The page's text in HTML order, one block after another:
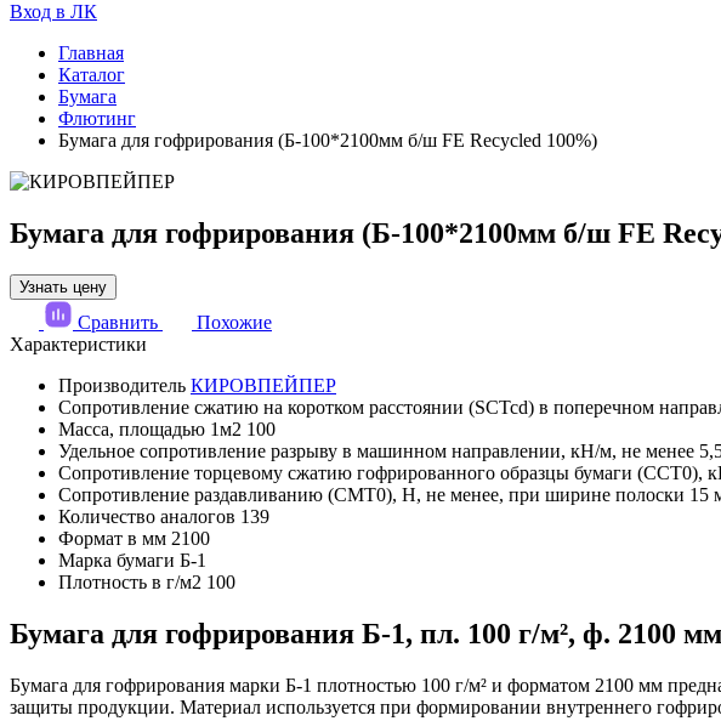
Вход в ЛК
Главная
Каталог
Бумага
Флютинг
Бумага для гофрирования (Б-100*2100мм б/ш FE Recycled 100%)
Бумага для гофрирования (Б-100*2100мм б/ш FE
Узнать цену
Сравнить
Похожие
Характеристики
Производитель КИРОВПЕЙПЕР
Сопротивление сжатию на коротком расстоянии (SCTcd) в поперечном
Масса, площадью 1м2 100
Удельное сопротивление разрыву в машинном направлении, кН/м, не менее
Сопротивление торцевому сжатию гофрированного образцы бумаги (ССТ0),
Сопротивление раздавливанию (СМТ0), Н, не менее, при ширине полоски 15
Количество аналогов 139
Формат в мм 2100
Марка бумаги Б-1
Плотность в г/м2 100
Бумага для гофрирования Б-1, пл. 100 г/м², ф. 2100 мм
Бумага для гофрирования марки Б-1 плотностью 100 г/м² и форматом 2100 мм
защиты продукции. Материал используется при формировании внутреннего